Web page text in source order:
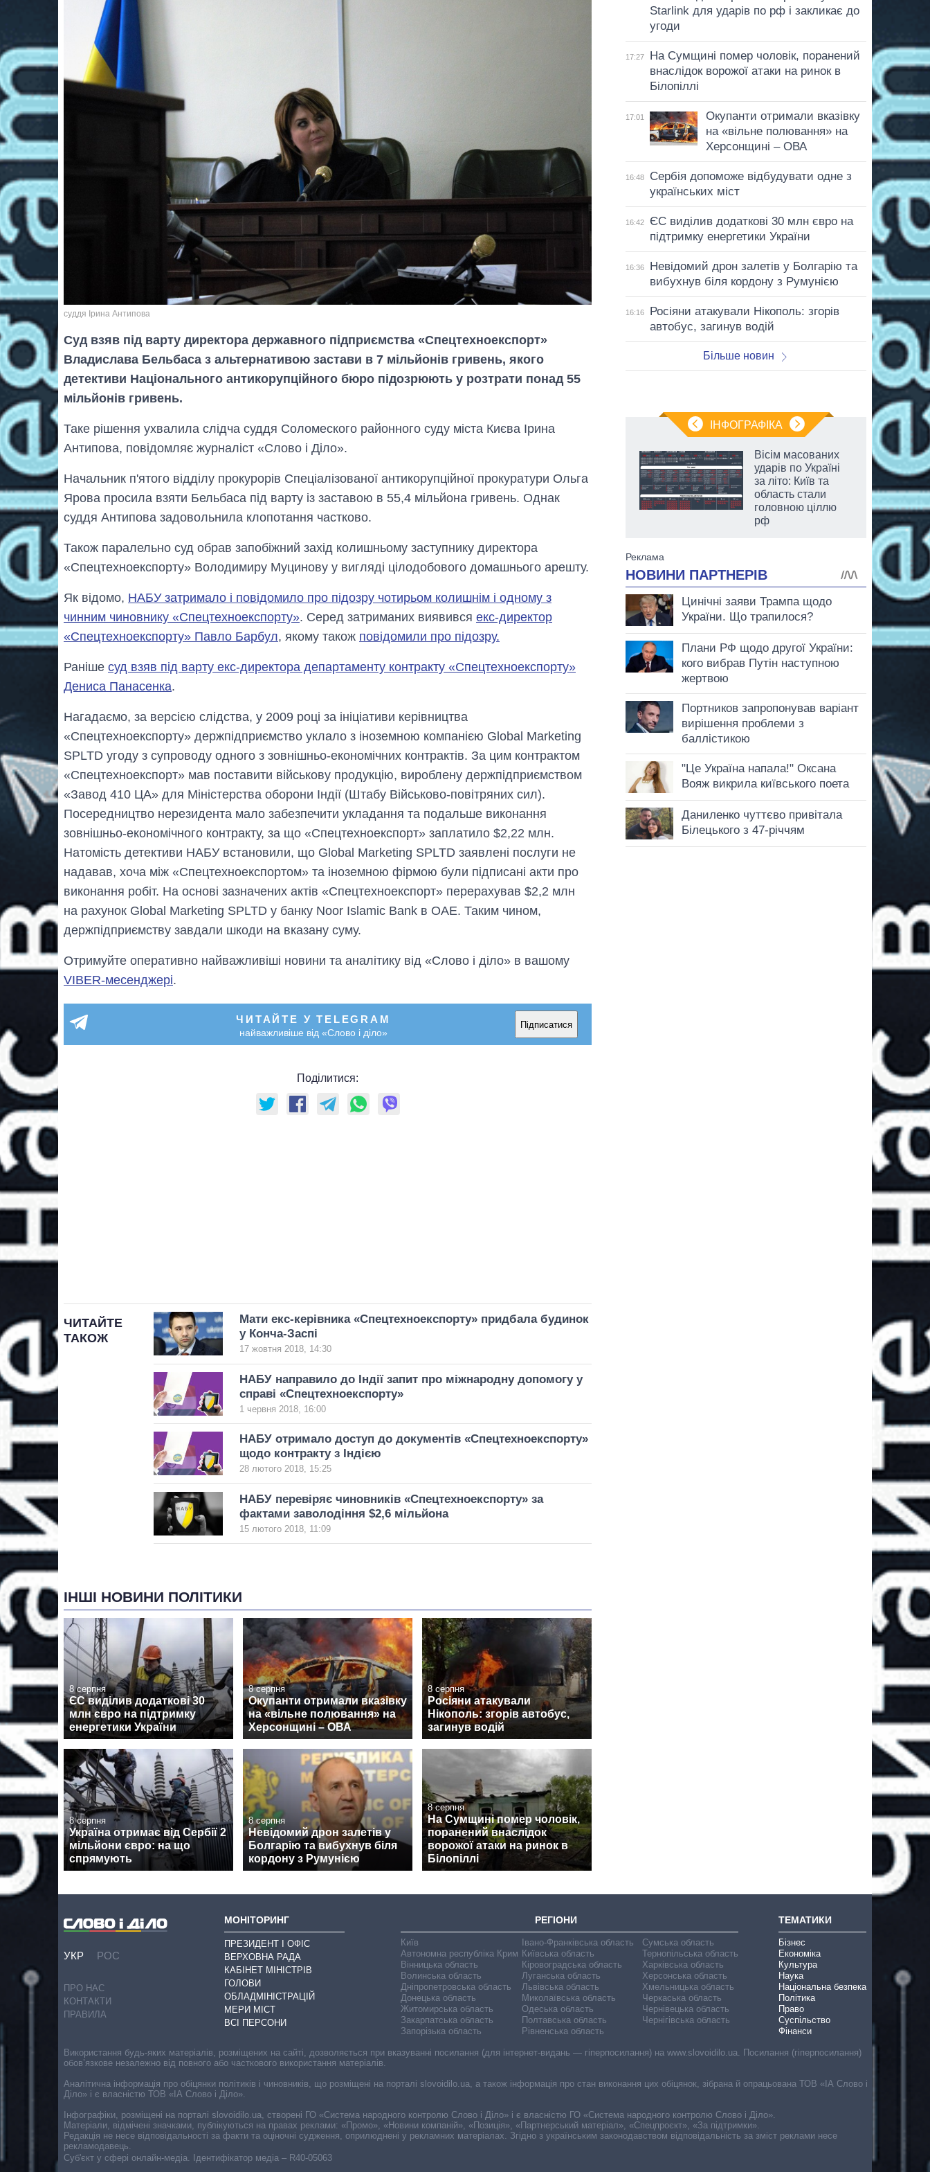
суддя Ірина Антипова
Суд взяв під варту директора державного підприємства «Спецтехноекспорт»
Владислава Бельбаса з альтернативою застави в 7 мільйонів гривень, якого
детективи Національного антикорупційного бюро підозрюють у розтрати понад 55
мільйонів гривень.
Таке рішення ухвалила слідча суддя Соломеского районного суду міста Києва Ірина
Антипова, повідомляє журналіст «Слово і Діло».
Начальник п'ятого відділу прокурорів Спеціалізованої антикорупційної прокуратури Ольга
Ярова просила взяти Бельбаса під варту із заставою в 55,4 мільйона гривень. Однак
суддя Антипова задовольнила клопотання частково.
Також паралельно суд обрав запобіжний захід колишньому заступнику директора
«Спецтехноекспорту» Володимиру Муцинову у вигляді цілодобового домашнього арешту.
Як відомо, НАБУ затримало і повідомило про підозру чотирьом колишнім і одному з
чинним чиновнику «Спецтехноекспорту». Серед затриманих виявився екс-директор
«Спецтехноекспорту» Павло Барбул, якому також повідомили про підозру.
Раніше суд взяв під варту екс-директора департаменту контракту «Спецтехноекспорту»
Дениса Панасенка.
Нагадаємо, за версією слідства, у 2009 році за ініціативи керівництва
«Спецтехноекспорту» держпідприємство уклало з іноземною компанією Global Marketing
SPLTD угоду з супроводу одного з зовнішньо-економічних контрактів. За цим контрактом
«Спецтехноекспорт» мав поставити військову продукцію, вироблену держпідприємством
«Завод 410 ЦА» для Міністерства оборони Індії (Штабу Військово-повітряних сил).
Посередництво нерезидента мало забезпечити укладання та подальше виконання
зовнішньо-економічного контракту, за що «Спецтехноекспорт» заплатило $2,22 млн.
Натомість детективи НАБУ встановили, що Global Marketing SPLTD заявлені послуги не
надавав, хоча між «Спецтехноекспортом» та іноземною фірмою були підписані акти про
виконання робіт. На основі зазначених актів «Спецтехноекспорт» перерахував $2,2 млн
на рахунок Global Marketing SPLTD у банку Noor Islamic Bank в ОАЕ. Таким чином,
держпідприємству завдали шкоди на вказану суму.
Отримуйте оперативно найважливіші новини та аналітику від «Слово і діло» в вашому
VIBER-месенджері.
ЧИТАЙТЕ У TELEGRAM
найважливіше від «Слово і діло»
Підписатися
Поділитися:
ЧИТАЙТЕ
ТАКОЖ
Мати екс-керівника «Спецтехноекспорту» придбала будинок
у Конча-Заспі
17 жовтня 2018, 14:30
НАБУ направило до Індії запит про міжнародну допомогу у
справі «Спецтехноекспорту»
1 червня 2018, 16:00
НАБУ отримало доступ до документів «Спецтехноекспорту»
щодо контракту з Індією
28 лютого 2018, 15:25
НАБУ перевіряє чиновників «Спецтехноекспорту» за
фактами заволодіння $2,6 мільйона
15 лютого 2018, 11:09
ІНШІ НОВИНИ ПОЛІТИКИ
8 серпня
ЄС виділив додаткові 30
млн євро на підтримку
енергетики України
8 серпня
Окупанти отримали вказівку
на «вільне полювання» на
Херсонщині – ОВА
8 серпня
Росіяни атакували
Нікополь: згорів автобус,
загинув водій
8 серпня
Україна отримає від Сербії 2
мільйони євро: на що
спрямують
8 серпня
Невідомий дрон залетів у
Болгарію та вибухнув біля
кордону з Румунією
8 серпня
На Сумщині помер чоловік,
поранений внаслідок
ворожої атаки на ринок в
Білопіллі
Starlink для ударів по рф і закликає до
угоди
17:27
На Сумщині помер чоловік, поранений
внаслідок ворожої атаки на ринок в
Білопіллі
17:01
Окупанти отримали вказівку
на «вільне полювання» на
Херсонщині – ОВА
16:48
Сербія допоможе відбудувати одне з
українських міст
16:42
ЄС виділив додаткові 30 млн євро на
підтримку енергетики України
16:36
Невідомий дрон залетів у Болгарію та
вибухнув біля кордону з Румунією
16:16
Росіяни атакували Нікополь: згорів
автобус, загинув водій
Більше новин
ІНФОГРАФІКА
довго обіймав
посаду керівника
СЗР
Вісім масованих
ударів по Україні
за літо: Київ та
область стали
головною ціллю
рф
УКР РОС
ПРО НАС
КОНТАКТИ
ПРАВИЛА
МОНІТОРИНГ
ПРЕЗИДЕНТ І ОФІС
ВЕРХОВНА РАДА
КАБІНЕТ МІНІСТРІВ
ГОЛОВИ
ОБЛАДМІНІСТРАЦІЙ
МЕРИ МІСТ
ВСІ ПЕРСОНИ
РЕГІОНИ
Київ
Автономна республіка Крим
Вінницька область
Волинська область
Дніпропетровська область
Донецька область
Житомирська область
Закарпатська область
Запорізька область
Івано-Франківська область
Київська область
Кіровоградська область
Луганська область
Львівська область
Миколаївська область
Одеська область
Полтавська область
Рівненська область
Сумська область
Тернопільська область
Харківська область
Херсонська область
Хмельницька область
Черкаська область
Чернівецька область
Чернігівська область
ТЕМАТИКИ
Бізнес
Економіка
Культура
Наука
Національна безпека
Політика
Право
Суспільство
Фінанси
Cуб'єкт у сфері онлайн-медіа. Ідентифікатор медіа – R40-05063
Використання будь-яких матеріалів, розміщених на сайті, дозволяється при вказуванні посилання (для інтернет-видань — гіперпосилання) на www.slovoidilo.ua. Посилання (гіперпосилання)
обов’язкове незалежно від повного або часткового використання матеріалів.
Аналітична інформація про обіцянки політиків і чиновників, що розміщені на порталі slovoidilo.ua, а також інформація про стан виконання цих обіцянок, зібрана й опрацьована ТОВ «ІА Слово і
Діло» і є власністю ТОВ «ІА Слово і Діло».
Інфографіки, розміщені на порталі slovoidilo.ua, створені ГО «Система народного контролю Слово і Діло» і є власністю ГО «Система народного контролю Слово і Діло».
Матеріали, відмічені значками, публікуються на правах реклами: «Промо», «Новини компаній», «Позиція», «Партнерський матеріал», «Спецпроєкт», «За підтримки».
Редакція не несе відповідальності за факти та оціночні судження, оприлюднені у рекламних матеріалах. Згідно з українським законодавством відповідальність за зміст реклами несе
рекламодавець.